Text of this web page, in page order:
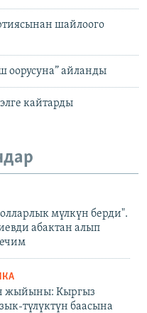
шайлоого
оорусуна” айланды
кайтарды
мүлкүн берди".
абактан алып
жыйыны: Кыргыз
түлүктүн баасына